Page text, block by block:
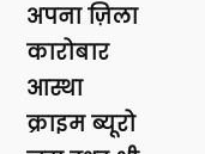
अपना ज़िला
कारोबार
आस्था
क्राइम ब्यूरो